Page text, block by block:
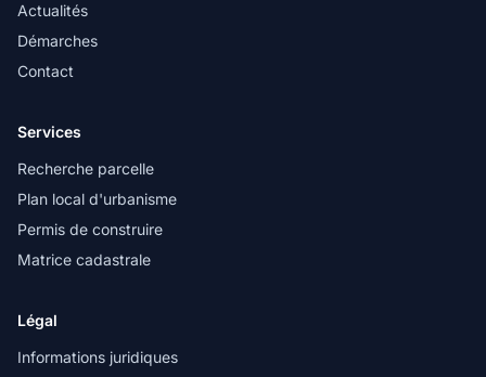
Actualités
Démarches
Contact
Services
Recherche parcelle
Plan local d'urbanisme
Permis de construire
Matrice cadastrale
Légal
Informations juridiques